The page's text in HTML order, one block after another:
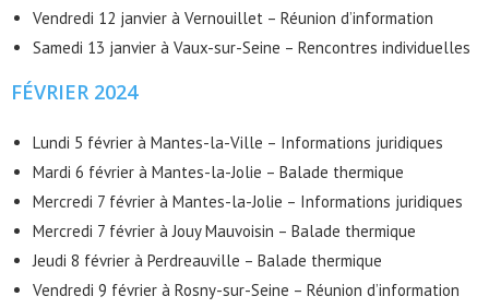
Vendredi 12 janvier à Vernouillet – Réunion d’information
Samedi 13 janvier à Vaux-sur-Seine – Rencontres individuelles
FÉVRIER 2024
Lundi 5 février à Mantes-la-Ville – Informations juridiques
Mardi 6 février à Mantes-la-Jolie – Balade thermique
Mercredi 7 février à Mantes-la-Jolie – Informations juridiques
Mercredi 7 février à Jouy Mauvoisin – Balade thermique
Jeudi 8 février à Perdreauville – Balade thermique
Vendredi 9 février à Rosny-sur-Seine – Réunion d’information